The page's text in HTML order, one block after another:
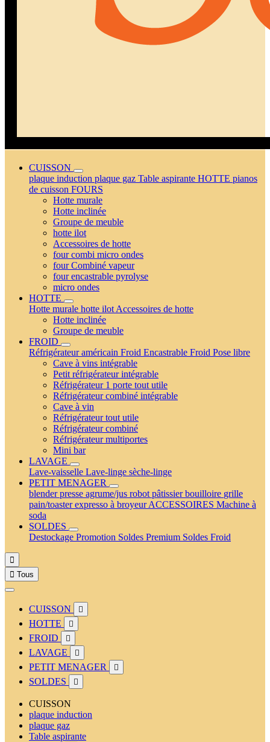
CUISSON
plaque induction plaque gaz Table aspirante HOTTE pianos
de cuisson FOURS
Hotte murale
Hotte inclinée
Groupe de meuble
hotte ilot
Accessoires de hotte
four combi micro ondes
four Combiné vapeur
four encastrable pyrolyse
micro ondes
HOTTE
Hotte murale hotte ilot Accessoires de hotte
Hotte inclinée
Groupe de meuble
FROID
Réfrigérateur américain Froid Encastrable Froid Pose libre
Cave à vins intégrable
Petit réfrigérateur intégrable
Réfrigérateur 1 porte tout utile
Réfrigérateur combiné intégrable
Cave à vin
Réfrigérateur tout utile
Réfrigérateur combiné
Réfrigérateur multiportes
Mini bar
LAVAGE
Lave-vaisselle Lave-linge sèche-linge
PETIT MENAGER
blenderpresse agrume/jus robot pâtissierbouilloire grille
pain/toasterexpresso à broyeurACCESSOIRES Machine à
soda
SOLDES
Destockage Promotion Soldes Premium Soldes Froid

 Tous
CUISSON 
HOTTE 
FROID 
LAVAGE 
PETIT MENAGER 
SOLDES 
CUISSON
plaque induction
plaque gaz
Table aspirante